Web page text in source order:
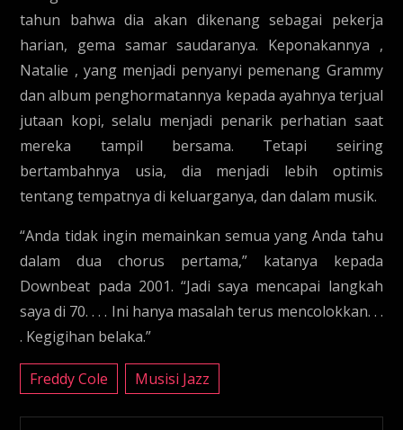
tahun bahwa dia akan dikenang sebagai pekerja
harian, gema samar saudaranya. Keponakannya ,
Natalie , yang menjadi penyanyi pemenang Grammy
dan album penghormatannya kepada ayahnya terjual
jutaan kopi, selalu menjadi penarik perhatian saat
mereka tampil bersama. Tetapi seiring
bertambahnya usia, dia menjadi lebih optimis
tentang tempatnya di keluarganya, dan dalam musik.
“Anda tidak ingin memainkan semua yang Anda tahu
dalam dua chorus pertama,” katanya kepada
Downbeat pada 2001. “Jadi saya mencapai langkah
saya di 70. . . . Ini hanya masalah terus mencolokkan. . .
. Kegigihan belaka.”
Freddy Cole Musisi Jazz